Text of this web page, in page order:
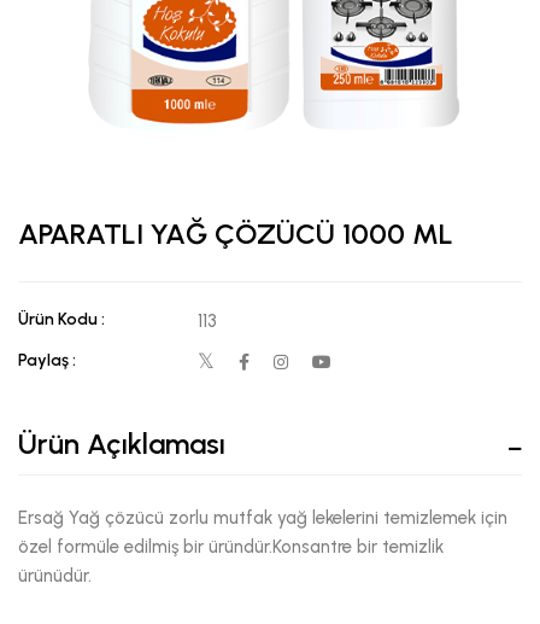
APARATLI YAĞ ÇÖZÜCÜ 1000 ML
Ürün Kodu : 113
Paylaş :
Ürün Açıklaması
Ersağ Yağ çözücü zorlu mutfak yağ lekelerini temizlemek için
özel formüle edilmiş bir üründür.Konsantre bir temizlik
ürünüdür.